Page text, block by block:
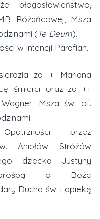
Różańcowej, Msza
(Te Deum).
w intencji Parafian.
za + Mariana
śmierci oraz za ++
Msza św. of.
przez
Aniołów Stróżów
dziecka Justyny
o Boże
Ducha św. i opiekę